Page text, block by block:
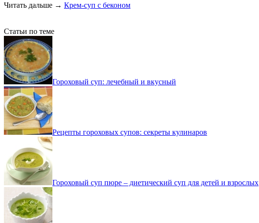
Читать дальше → Крем-суп с беконом
Статьи по теме
Гороховый суп: лечебный и вкусный
Рецепты гороховых супов: секреты кулинаров
Гороховый суп пюре – диетический суп для детей и взрослых